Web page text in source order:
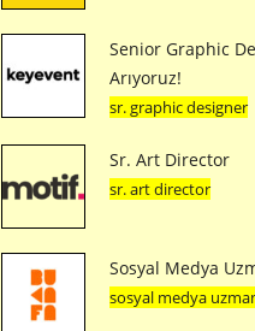
Senior Graphic
Arıyoruz!
sr. graphic designer
Sr. Art Director
sr. art director
Sosyal Medya
sosyal medya